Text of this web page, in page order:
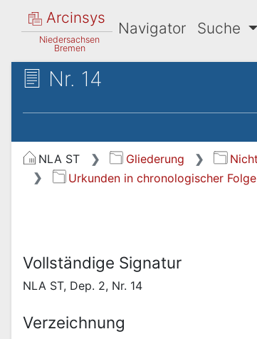
Arcinsys
Niedersachsen
Bremen
Navigator Suche
Nr. 14
NLA ST Gliederung
Urkunden in chronologischer Folge
Vollständige Signatur
NLA ST, Dep. 2, Nr. 14
Verzeichnung